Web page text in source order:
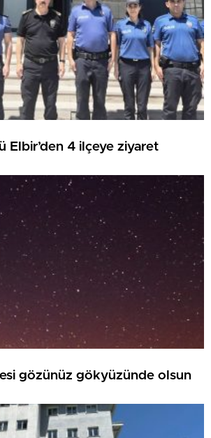
Elbir’den 4 ilçeye ziyaret
gözünüz gökyüzünde olsun